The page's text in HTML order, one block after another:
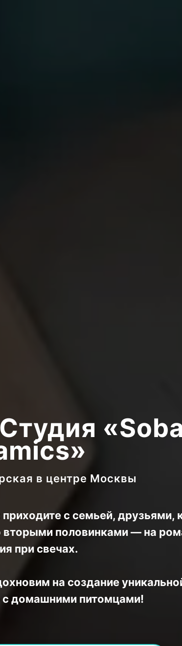
в центре Москвы
с семьей, друзьями,
вторыми половинками — на
при свечах.
на создание
домашними питомцами!